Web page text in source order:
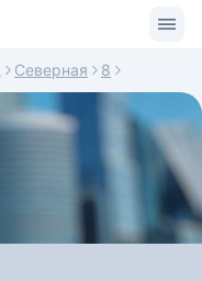
Северная 8